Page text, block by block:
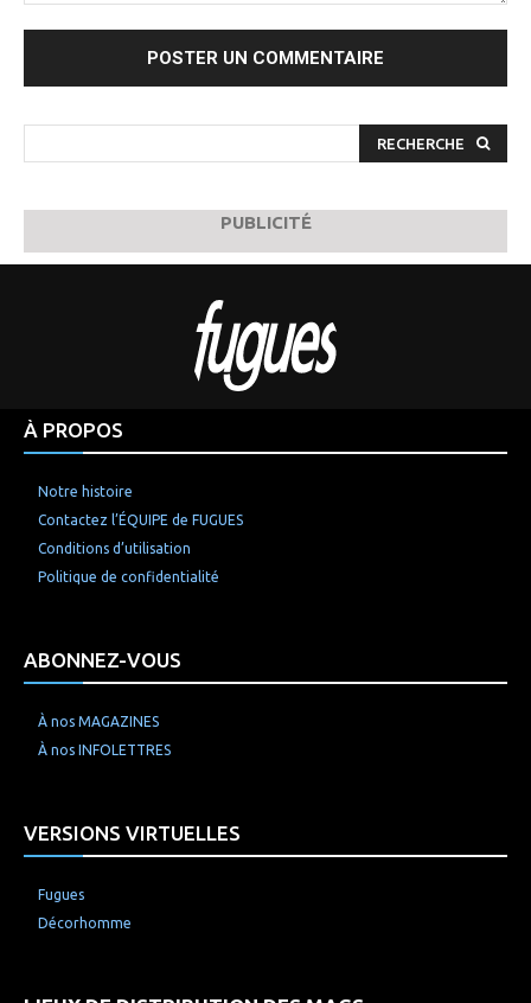
RECHERCHE
PUBLICITÉ
À PROPOS
Notre histoire
Contactez l’ÉQUIPE de FUGUES
Conditions d’utilisation
Politique de confidentialité
ABONNEZ-VOUS
À nos MAGAZINES
À nos INFOLETTRES
VERSIONS VIRTUELLES
Fugues
Décorhomme